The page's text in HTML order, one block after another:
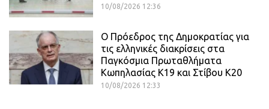
10/08/2026 12:36
Ο Πρόεδρος της Δημοκρατίας για
τις ελληνικές διακρίσεις στα
Παγκόσμια Πρωταθλήματα
Κωπηλασίας Κ19 και Στίβου Κ20
10/08/2026 12:33